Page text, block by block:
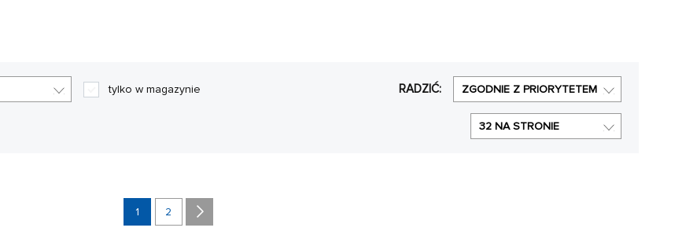
ciągniki siodłowe z naczepą, również pod względem szczegółów (lampy ostrzegawcze, kierunkowskazy...).
tylko w magazynie RADZIĆ: ZGODNIE Z PRIORYTETEM
32 NA STRONIE
1 2